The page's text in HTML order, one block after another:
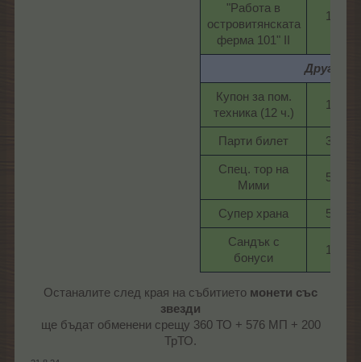
"Работа в
островитянската
ферма 101" II​
1​
Други
Купон за пом.
техника (12 ч.)​
1​
Парти билет​ 3​
Спец. тор на
Мими​
5​
Супер храна​ 5​
Сандък с
бонуси​
1​
Останалите след края на събитието монети със
звезди
ще бъдат обменени срещу 360 ТО + 576 МП + 200
ТрТО.​